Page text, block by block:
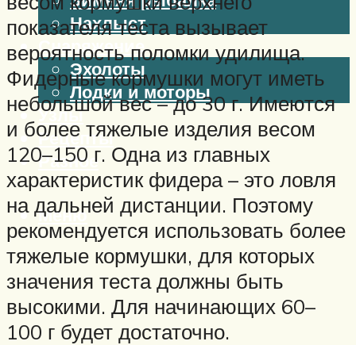
Нахлыст
Снаряжение
Эхолоты
Лодки и моторы
Узлы
Рецепты
Разное
Меню
показателя теста вызывает
вероятность поломки удилища.
Фидерные кормушки могут иметь
небольшой вес – до 30 г. Имеются
и более тяжелые изделия весом
120–150 г. Одна из главных
характеристик фидера – это ловля
на дальней дистанции. Поэтому
рекомендуется использовать более
тяжелые кормушки, для которых
значения теста должны быть
высокими. Для начинающих 60–
100 г будет достаточно.